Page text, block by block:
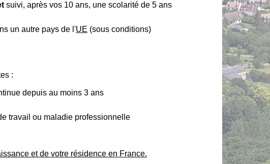
suivi, après vos 10 ans, une scolarité de 5 ans
un autre pays de l'UE (sous conditions)
:
depuis au moins 3 ans
travail ou maladie professionnelle
et de votre résidence en France.